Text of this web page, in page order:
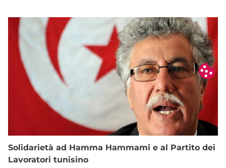
Solidarietà ad Hamma Hammami e al Partito dei
Lavoratori tunisino